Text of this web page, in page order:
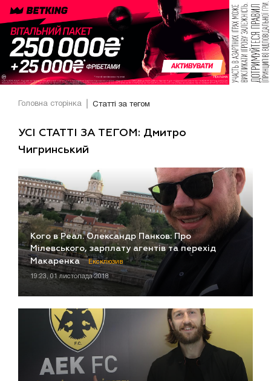
Головна сторінка Статті за тегом
УСІ СТАТТІ ЗА ТЕГОМ: Дмитро
Чигринський
Кого в Реал. Олександр Панков: Про
Мілевського, зарплату агентів та перехід
Макаренка
Ексклюзив
19:23, 01 листопада 2018